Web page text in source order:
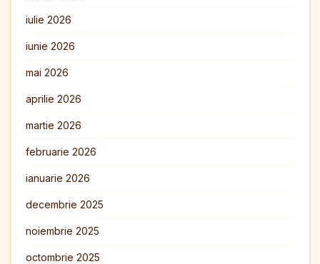
iulie 2026
iunie 2026
mai 2026
aprilie 2026
martie 2026
februarie 2026
ianuarie 2026
decembrie 2025
noiembrie 2025
octombrie 2025